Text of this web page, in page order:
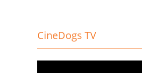
CineDogs TV